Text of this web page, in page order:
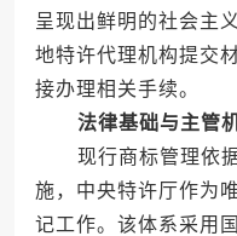
呈现出鲜明的社会主
地特许代理机构提交
接办理相关手续。
法律基础与主管
现行商标管理依据
施，中央特许厅作为
记工作。该体系采用